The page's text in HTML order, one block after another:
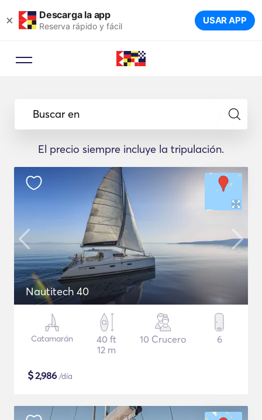
× Descarga la app
Reserva rápido y fácil USAR APP
Buscar en
El precio siempre incluye la tripulación.
Nautitech 40
Catamarán
40 ft
12 m
10 Crucero 6
$2,986 /día